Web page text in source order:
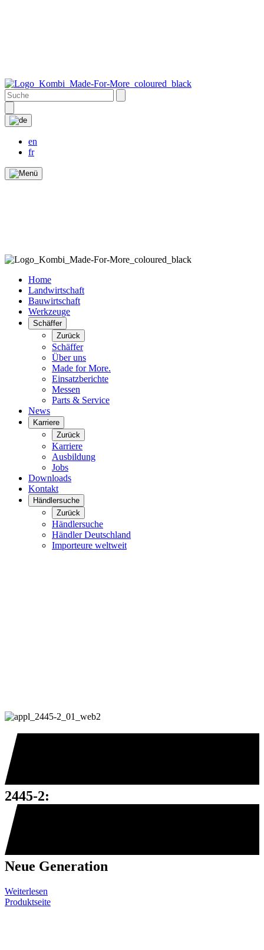
en
fr
Home
Landwirtschaft
Bauwirtschaft
Werkzeuge
Schäffer
Zurück
Schäffer
Über uns
Made for More.
Einsatzberichte
Messen
Parts & Service
News
Karriere
Zurück
Karriere
Ausbildung
Jobs
Downloads
Kontakt
Händlersuche
Zurück
Händlersuche
Händler Deutschland
Importeure weltweit
2445-2:
Neue Generation
Weiterlesen
Produktseite